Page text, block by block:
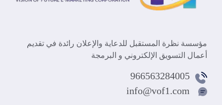
مؤسسة نظرة المستقبل للدعاية والإعلان رائدة في تقديم
أعمال التسويق الإلكتروني و البرمجة
966563284005
info@vof1.com